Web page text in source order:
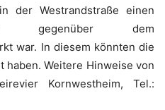
der Westrandstraße einen
gegenüber dem
war. In diesem könnten die
haben. Weitere Hinweise von
Kornwestheim, Tel.: